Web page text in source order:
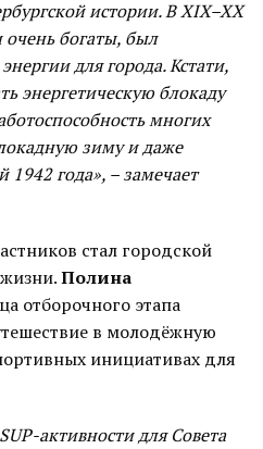
истории. В XIX–XX
богаты, был
для города. Кстати,
энергетическую блокаду
многих
зиму и даже
1942 года», – замечает
стал городской
Полина
отборочного этапа
в молодёжную
инициативах для
активности для Совета